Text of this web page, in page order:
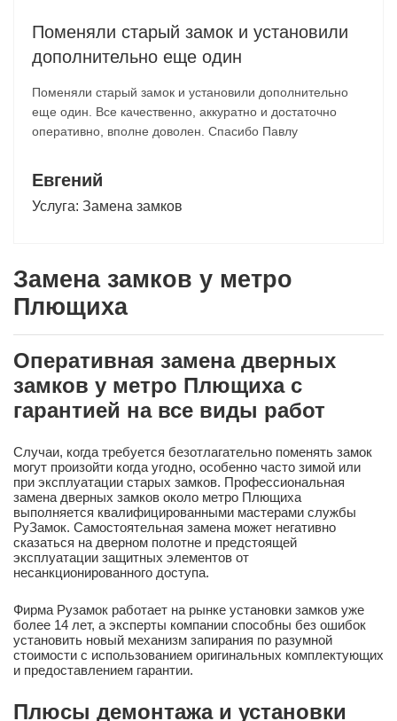
Замена замков у метро
Плющиха
Оперативная замена дверных
замков у метро Плющиха с
гарантией на все виды работ
Случаи, когда требуется безотлагательно поменять замок
могут произойти когда угодно, особенно часто зимой или
при эксплуатации старых замков. Профессиональная
замена дверных замков около метро Плющиха
выполняется квалифицированными мастерами службы
РуЗамок. Самостоятельная замена может негативно
сказаться на дверном полотне и предстоящей
эксплуатации защитных элементов от
несанкционированного доступа.
Фирма Рузамок работает на рынке установки замков уже
более 14 лет, а эксперты компании способны без ошибок
установить новый механизм запирания по разумной
стоимости с использованием оригинальных комплектующих
и предоставлением гарантии.
Плюсы демонтажа и установки
Поменяли старый замок и установили
дополнительно еще один
Поменяли старый замок и установили дополнительно
еще один. Все качественно, аккуратно и достаточно
оперативно, вполне доволен. Спасибо Павлу
Евгений
Услуга: Замена замков